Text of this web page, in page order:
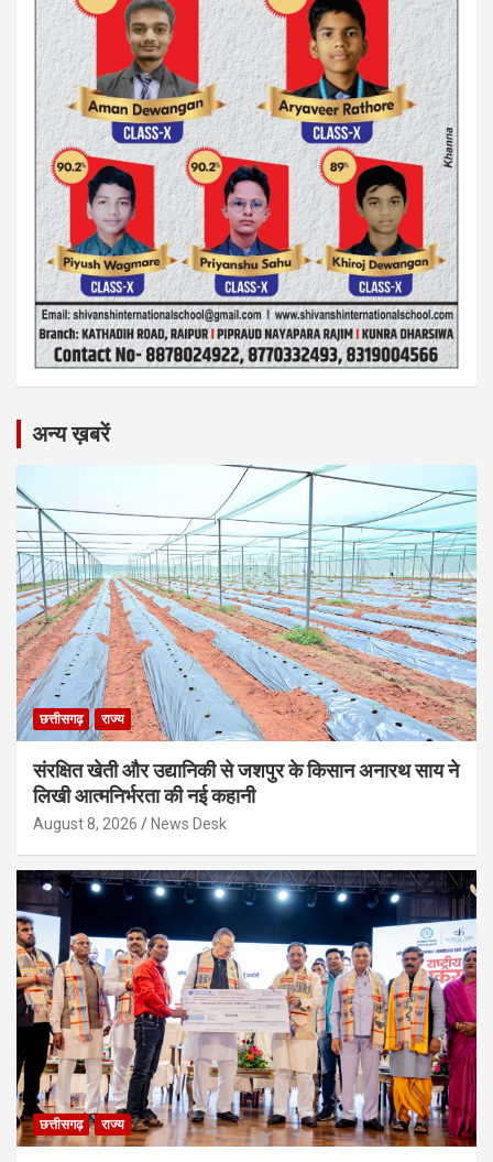
अन्य ख़बरें
छत्तीसगढ़ राज्य
संरक्षित खेती और उद्यानिकी से जशपुर के किसान अनारथ साय ने
लिखी आत्मनिर्भरता की नई कहानी
August 8, 2026 News Desk
छत्तीसगढ़ राज्य